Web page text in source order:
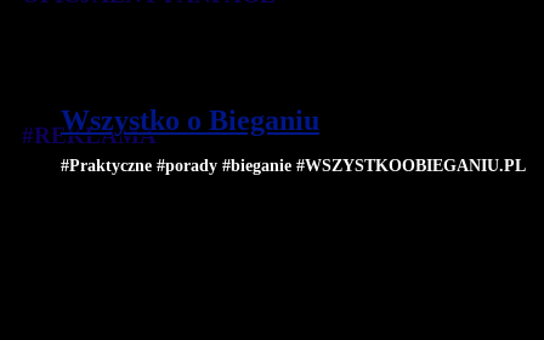
Wszystko o Bieganiu
#Praktyczne #porady #bieganie #WSZYSTKOOBIEGANIU.PL
#REKLAMA